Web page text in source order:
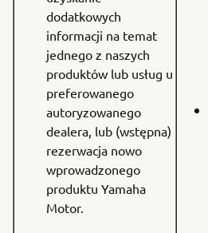
dodatkowych
informacji na temat
jednego z naszych
produktów lub usług u
preferowanego
autoryzowanego
dealera, lub (wstępna)
rezerwacja nowo
wprowadzonego
produktu Yamaha
Motor.